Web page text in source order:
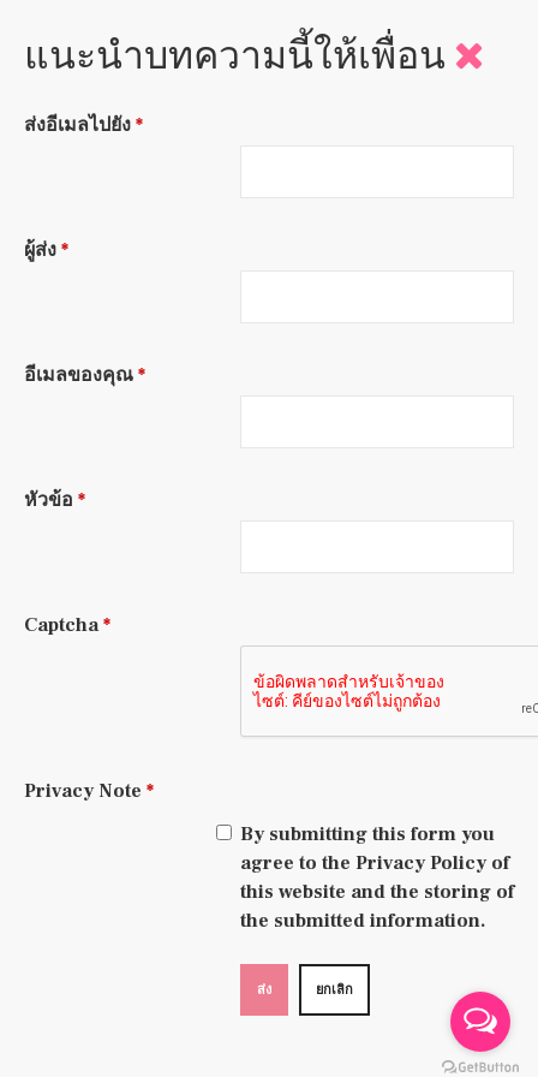
แนะนำบทความนี้ให้เพื่อน
ส่งอีเมลไปยัง *
ผู้ส่ง *
อีเมลของคุณ *
หัวข้อ *
Captcha*
Privacy Note *
By submitting this form you
agree to the Privacy Policy of
this website and the storing of
the submitted information.
ส่ง ยกเลิก